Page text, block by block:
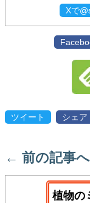
Xで
ツイート シェア
← 前の記事へ
植物の